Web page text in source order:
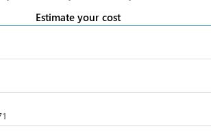
Estimate your cost